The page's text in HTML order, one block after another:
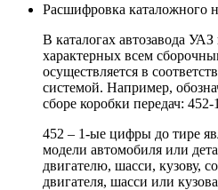
Расшифровка каталожного
В каталогах автозавода
характерных всем
осуществляется в
системой. Например,
сборе коробки передач: 452-
452 – 1-ые цифры до тире
модели автомобиля или
двигателю, шасси, кузову,
двигателя, шасси или